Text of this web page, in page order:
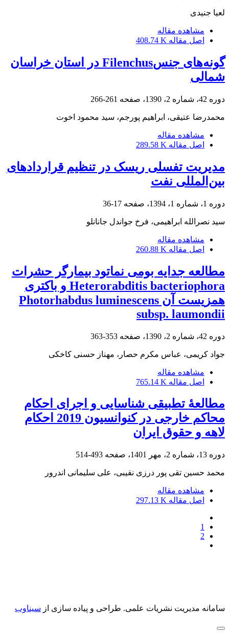
لعیا جنیدی
مشاهده مقاله
اصل مقاله 408.74 K
گونه‌های جنسFilenchus در استان خراسان
شمالی
دوره 42، شماره 2، 1390، صفحه 261-266
محمدرضا عتیقی، ابراهیم پورجم، سید محمود اخوت
مشاهده مقاله
اصل مقاله 289.58 K
مدیریت تفسلی ریسک در تنظیم قراردادهای
بین‌المللی نفت
دوره 1، شماره 1، 1394، صفحه 17-36
سید نصرالله ابراهیمی، فرخ جواندل جانانلو
مشاهده مقاله
اصل مقاله 260.88 K
مطالعه جدایه بومی نماتود بیمارگر حشرات
Heterorabditis bacteriophora و باکتری
همزیست آن Photorhabdus luminescens
subsp. laumondii
دوره 42، شماره 2، 1390، صفحه 353-363
جواد کریمی، عباس مکرم حصار، مهناز حسنی کاخکی
مشاهده مقاله
اصل مقاله 765.14 K
مطالعۀ تطبیقی شناسایی و اجرای احکام
محاکم خارجی در کنوانسیون 2019 احکام
لاهه و حقوق ایران
دوره 13، شماره 2، مهر 1401، صفحه 493-514
محمد حسین تقی پور درزی نقیبی، علی سلیمانی اندرور
مشاهده مقاله
اصل مقاله 297.13 K
1
2
سامانه مدیریت نشریات علمی. طراحی و پیاده سازی از سیناوب